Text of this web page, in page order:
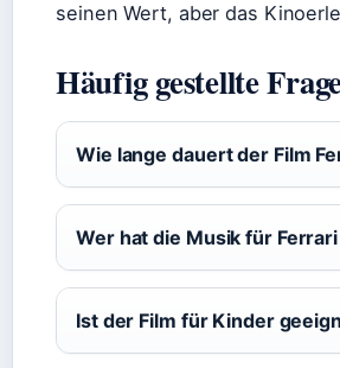
seinen Wert, aber das
Häufig gestellte
Wie lange dauert der Film
Wer hat die Musik für
Ist der Film für Kinder